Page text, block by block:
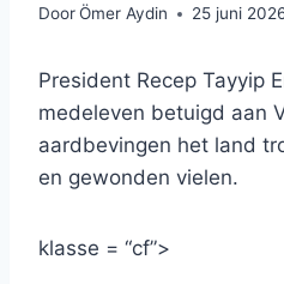
DoorÖmer Aydin 25 juni
President Recep Tayyip
medeleven betuigd aan
aardbevingen het land
en gewonden vielen.
klasse = “cf”>